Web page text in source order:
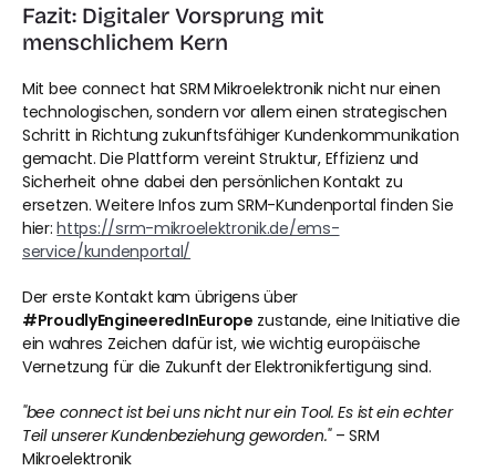
Fazit: Digitaler Vorsprung mit
menschlichem Kern
Mit bee connect hat SRM Mikroelektronik nicht nur einen
technologischen, sondern vor allem einen strategischen
Schritt in Richtung zukunftsfähiger Kundenkommunikation
gemacht. Die Plattform vereint Struktur, Effizienz und
Sicherheit ohne dabei den persönlichen Kontakt zu
ersetzen. Weitere Infos zum SRM-Kundenportal finden Sie
hier: https://srm-mikroelektronik.de/ems-
service/kundenportal/
#ProudlyEngineeredInEurope zustande, eine Initiative die
ein wahres Zeichen dafür ist, wie wichtig europäische
Vernetzung für die Zukunft der Elektronikfertigung sind.
"bee connect ist bei uns nicht nur ein Tool. Es ist ein echter
Teil unserer Kundenbeziehung geworden." – SRM
Mikroelektronik